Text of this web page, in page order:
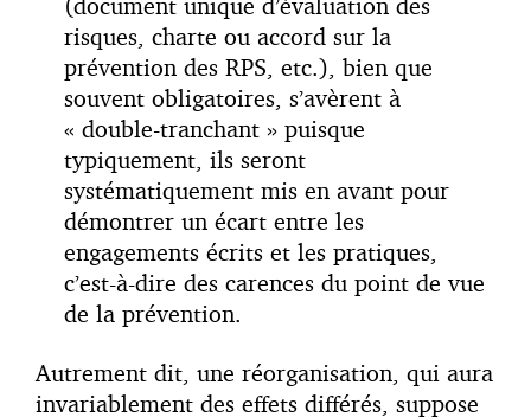
risques, charte ou accord sur la
prévention des RPS, etc.), bien que
souvent obligatoires, s’avèrent à
« double-tranchant » puisque
typiquement, ils seront
systématiquement mis en avant pour
démontrer un écart entre les
engagements écrits et les pratiques,
c’est-à-dire des carences du point de vue
de la prévention.
Autrement dit, une réorganisation, qui aura
invariablement des effets différés, suppose